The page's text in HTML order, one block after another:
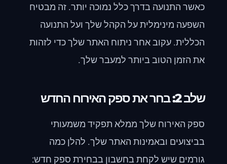
כאשר התנועה בדרך כלל נמוכה יותר. זה מבטיח
השפעה מינימלית על הקהל שלך ועל התנועה
הכללית. עקוב אחר ניתוח האתר שלך כדי לזהות
את הזמן הטוב ביותר למעבר שלך.
שלב 2: בחר את ספק האירוח החדש
ספק האירוח שלך ממלא תפקיד משמעותי
בביצועים ובאמינות האתר שלך. להלן כמה
גורמים שיש לקחת בחשבון בבחירת ספק חדש: